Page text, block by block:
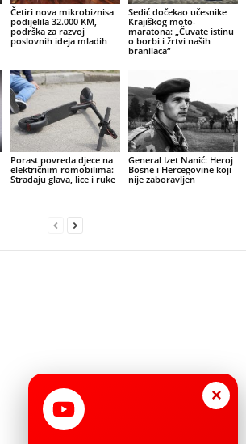
Četiri nova mikrobiznisa
podijelila 32.000 KM,
podrška za razvoj
poslovnih ideja mladih
Sedić dočekao učesnike
Krajiškog moto-
maratona: „Čuvate istinu
o borbi i žrtvi naših
branilaca“
Porast povreda djece na
električnim romobilima:
Stradaju glava, lice i ruke
General Izet Nanić: Heroj
Bosne i Hercegovine koji
nije zaboravljen
×